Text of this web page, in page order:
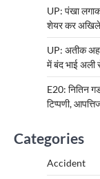
UP: पंखा
शेयर कर
UP: अतीक
में बंद भाई अली
E20: नितिन
टिप्पणी,
Categories
Accident